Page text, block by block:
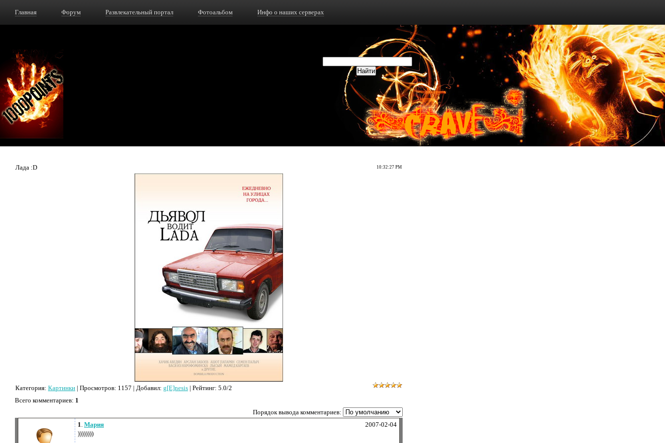
Главная Форум Развлекательный портал Фотоальбом Инфо о наших серверах
10:32:27 PM
Лада :D
Категория: Картинки | Просмотров: 1157 | Добавил: g[E]nesis | Рейтинг: 5.0/2
Всего комментариев: 1
Порядок вывода комментариев:
2007-02-04
1. Мария
))))))))